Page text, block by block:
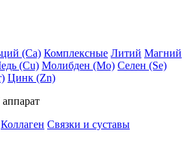
(Са) Комплексные Литий Магний
(Сu) Молибден (Мо) Селен (Se)
Цинк (Zn)
Коллаген Связки и суставы